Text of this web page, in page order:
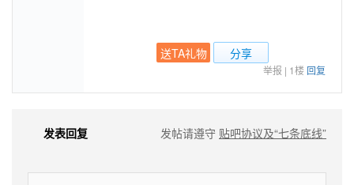
送TA礼物 分享
举报 | 1楼 回复
发表回复 发帖请遵守 贴吧协议及“七条底线”